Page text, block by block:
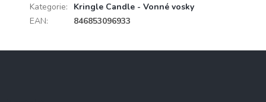
Kategorie:
Kringle Candle - Vonné vosky
EAN: 846853096933